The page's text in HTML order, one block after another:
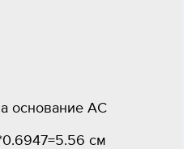
основание АС
см